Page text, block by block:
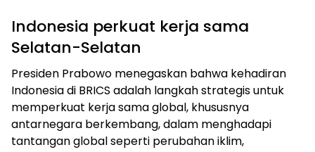
Indonesia perkuat kerja sama
Selatan-Selatan
Presiden Prabowo menegaskan bahwa kehadiran
Indonesia di BRICS adalah langkah strategis untuk
memperkuat kerja sama global, khususnya
antarnegara berkembang, dalam menghadapi
tantangan global seperti perubahan iklim,